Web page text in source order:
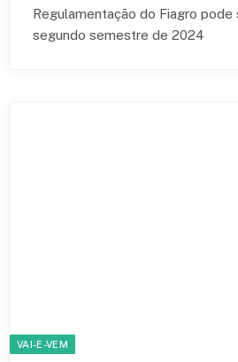
Regulamentação do Fiagro pode
segundo semestre de 2024
VAI-E-VEM